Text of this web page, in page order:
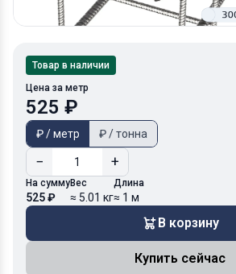
Товар в наличии
Цена за метр
525 ₽
₽ / метр ₽ / тонна
− +
На сумму
525 ₽
Вес
≈ 5.01 кг
Длина
≈ 1 м
В корзину
Купить сейчас